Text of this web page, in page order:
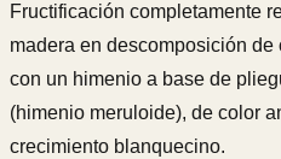
Fructificación completamente
madera en descomposición
con un himenio a base de
(himenio meruloide), de color
crecimiento blanquecino.